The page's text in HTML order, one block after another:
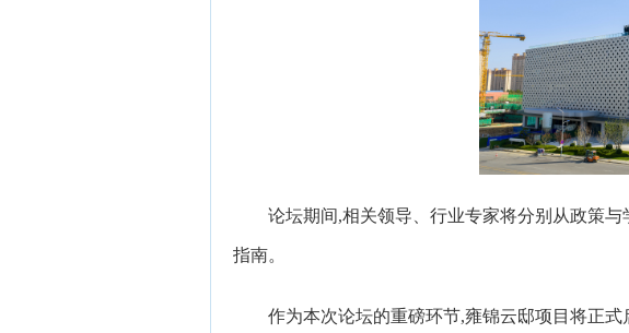
论坛期间,相关领导、行业专家将分别从政策
指南。
作为本次论坛的重磅环节,雍锦云邸项目将正